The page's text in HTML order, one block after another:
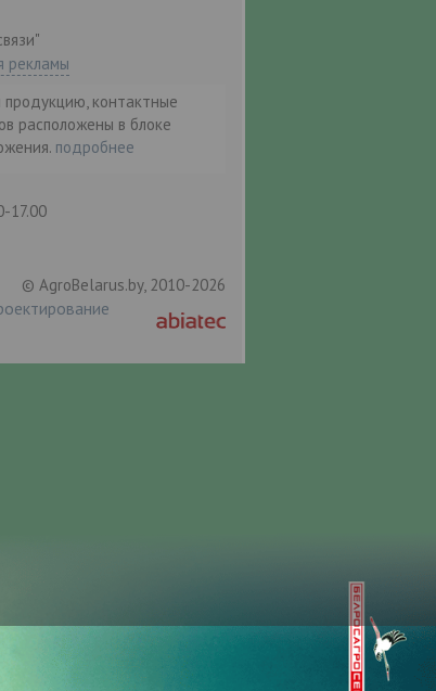
рекламы
контактные
расположены в блоке
подробнее
17.00
© AgroBelarus.by, 2010-2026